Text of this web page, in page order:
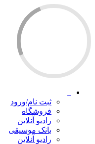
ثبت نام/ورود
فروشگاه
رادیو آنلاین
بانک موسیقی
رادیو آنلاین